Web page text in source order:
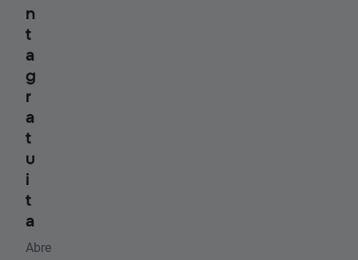
n
t
a
g
r
a
t
u
i
t
a
Abre